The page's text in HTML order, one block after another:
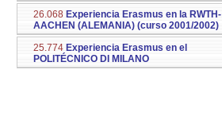
26.068 Experiencia Erasmus en la RWTH-
AACHEN (ALEMANIA) (curso 2001/2002)
25.774 Experiencia Erasmus en el
POLITÉCNICO DI MILANO